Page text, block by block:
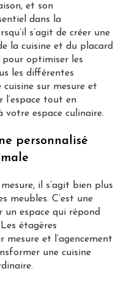
et son
dans la
s’agit de créer une
la cuisine et du placard
optimiser les
les différentes
cuisine sur mesure et
l’espace tout en
espace culinaire.
personnalisé
il s’agit bien plus
meubles. C’est une
espace qui répond
étagères
mesure et l’agencement
une cuisine